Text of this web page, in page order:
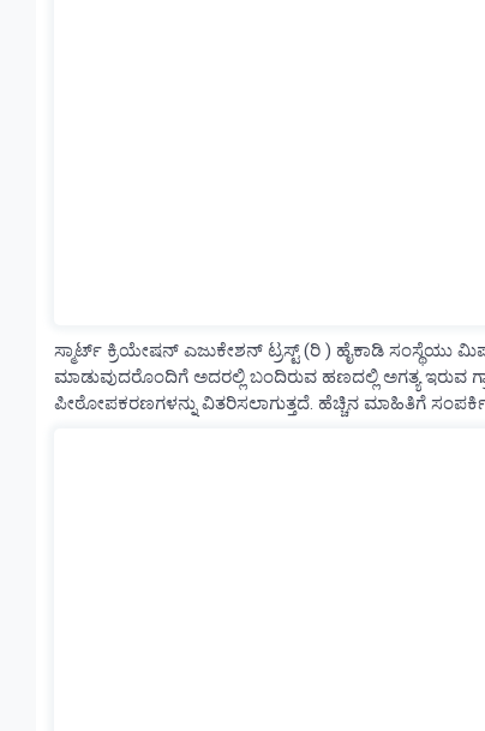
ಸ್ಮಾರ್ಟ್ ಕ್ರಿಯೇಷನ್ ಎಜುಕೇಶನ್ ಟ್ರಸ್ಟ್ (ರಿ ) ಹೈಕಾಡಿ ಸಂಸ್ಥೆಯು
ಮಾಡುವುದರೊಂದಿಗೆ ಅದರಲ್ಲಿ ಬಂದಿರುವ ಹಣದಲ್ಲಿ ಅಗತ್ಯ ಇರುವ
ಪೀಠೋಪಕರಣಗಳನ್ನು ವಿತರಿಸಲಾಗುತ್ತದೆ. ಹೆಚ್ಚಿನ ಮಾಹಿತಿಗೆ